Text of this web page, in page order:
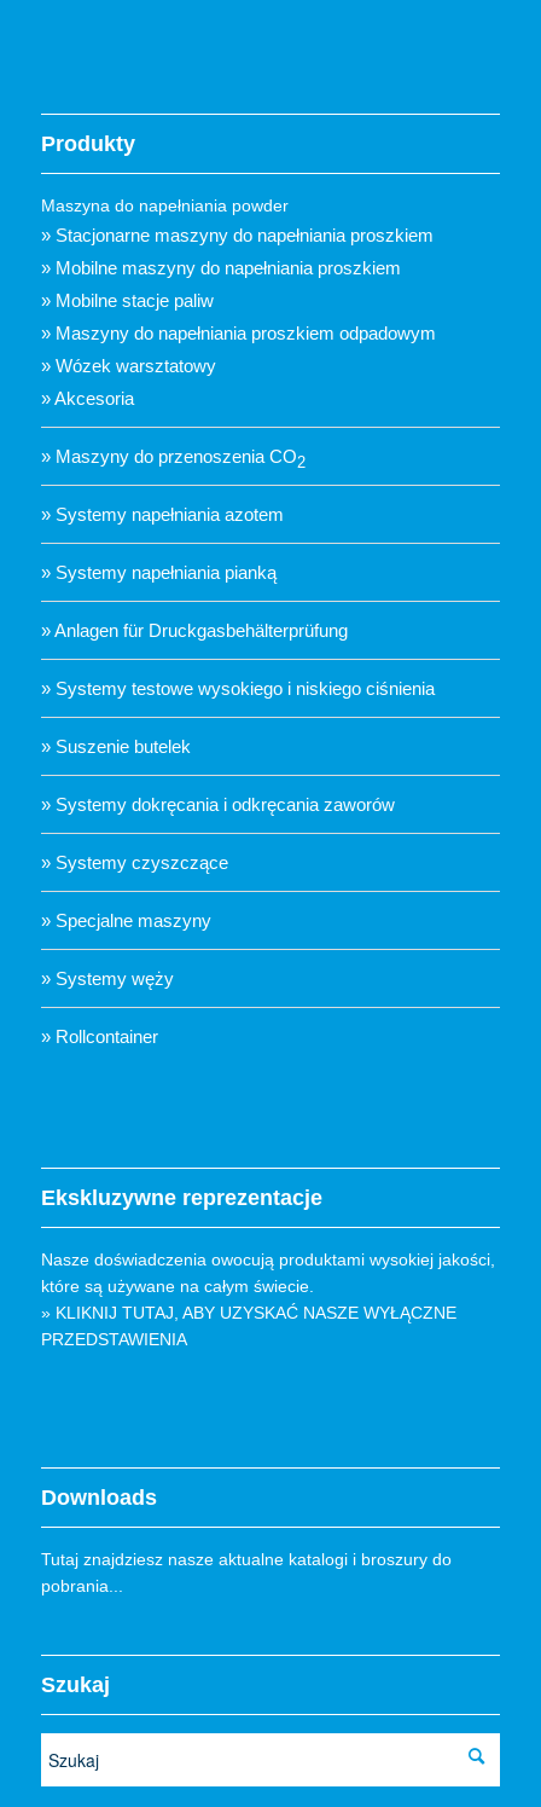
Produkty
Maszyna do napełniania powder
» Stacjonarne maszyny do napełniania proszkiem
» Mobilne maszyny do napełniania proszkiem
» Mobilne stacje paliw
» Maszyny do napełniania proszkiem odpadowym
» Wózek warsztatowy
» Akcesoria
» Maszyny do przenoszenia CO2
» Systemy napełniania azotem
» Systemy napełniania pianką
» Anlagen für Druckgasbehälterprüfung
» Systemy testowe wysokiego i niskiego ciśnienia
» Suszenie butelek
» Systemy dokręcania i odkręcania zaworów
» Systemy czyszczące
» Specjalne maszyny
» Systemy węży
» Rollcontainer
Ekskluzywne reprezentacje
Nasze doświadczenia owocują produktami wysokiej jakości,
które są używane na całym świecie.
» KLIKNIJ TUTAJ, ABY UZYSKAĆ ​​NASZE WYŁĄCZNE
PRZEDSTAWIENIA
Downloads
Tutaj znajdziesz nasze aktualne katalogi i broszury do
pobrania...
Szukaj